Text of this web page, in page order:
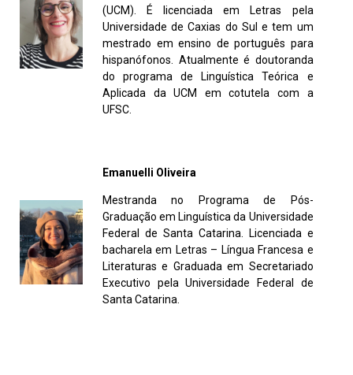
(UCM). É licenciada em Letras pela
Universidade de Caxias do Sul e tem um
mestrado em ensino de português para
hispanófonos. Atualmente é doutoranda
do programa de Linguística Teórica e
Aplicada da UCM em cotutela com a
UFSC.
Emanuelli Oliveira
Mestranda no Programa de Pós-
Graduação em Linguística da Universidade
Federal de Santa Catarina. Licenciada e
bacharela em Letras – Língua Francesa e
Literaturas e Graduada em Secretariado
Executivo pela Universidade Federal de
Santa Catarina.